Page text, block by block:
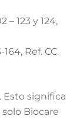
– 123 y 124,
Ref. CC.
significa
Biocare